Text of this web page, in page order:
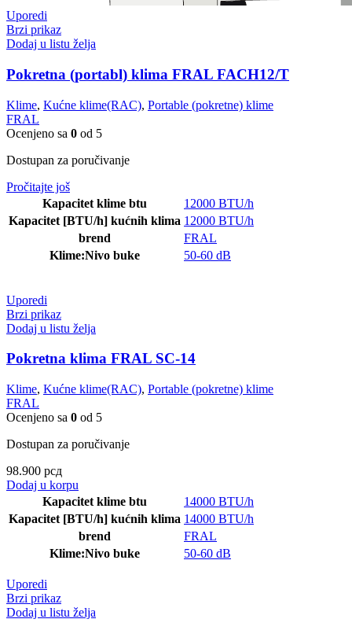
Uporedi
Brzi prikaz
Dodaj u listu želja
Pokretna (portabl) klima FRAL FACH12/T
Klime, Kućne klime(RAC), Portable (pokretne) klime
FRAL
Ocenjeno sa 0 od 5
Dostupan za poručivanje
Pročitajte još
Kapacitet klime btu
12000 BTU/h
Kapacitet [BTU/h] kućnih klima 12000 BTU/h
brend
FRAL
Klime:Nivo buke
50-60 dB
Uporedi
Brzi prikaz
Dodaj u listu želja
Pokretna klima FRAL SC-14
Klime, Kućne klime(RAC), Portable (pokretne) klime
FRAL
Ocenjeno sa 0 od 5
Dostupan za poručivanje
98.900 рсд
Dodaj u korpu
Kapacitet klime btu
14000 BTU/h
Kapacitet [BTU/h] kućnih klima 14000 BTU/h
brend
FRAL
Klime:Nivo buke
50-60 dB
Uporedi
Brzi prikaz
Dodaj u listu želja